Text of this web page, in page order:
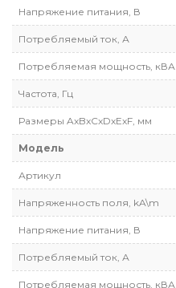
Напряжение питания, В
Потребляемый ток, А
Потребляемая мощность, кВА
Частота, Гц
Размеры AxBxCxDxExF, мм
Модель
Артикул
Напряженность поля, kA\m
Напряжение питания, В
Потребляемый ток, А
Потребляемая мощность, кВА